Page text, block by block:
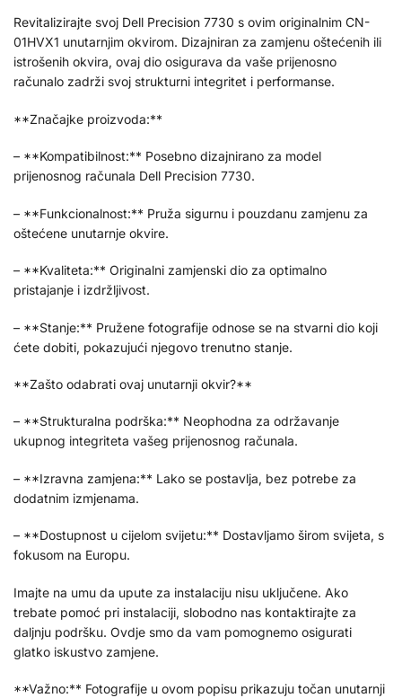
Revitalizirajte svoj Dell Precision 7730 s ovim originalnim CN-
01HVX1 unutarnjim okvirom. Dizajniran za zamjenu oštećenih ili
istrošenih okvira, ovaj dio osigurava da vaše prijenosno
računalo zadrži svoj strukturni integritet i performanse.
**Značajke proizvoda:**
– **Kompatibilnost:** Posebno dizajnirano za model
prijenosnog računala Dell Precision 7730.
– **Funkcionalnost:** Pruža sigurnu i pouzdanu zamjenu za
oštećene unutarnje okvire.
– **Kvaliteta:** Originalni zamjenski dio za optimalno
pristajanje i izdržljivost.
– **Stanje:** Pružene fotografije odnose se na stvarni dio koji
ćete dobiti, pokazujući njegovo trenutno stanje.
**Zašto odabrati ovaj unutarnji okvir?**
– **Strukturalna podrška:** Neophodna za održavanje
ukupnog integriteta vašeg prijenosnog računala.
– **Izravna zamjena:** Lako se postavlja, bez potrebe za
dodatnim izmjenama.
– **Dostupnost u cijelom svijetu:** Dostavljamo širom svijeta, s
fokusom na Europu.
Imajte na umu da upute za instalaciju nisu uključene. Ako
trebate pomoć pri instalaciji, slobodno nas kontaktirajte za
daljnju podršku. Ovdje smo da vam pomognemo osigurati
glatko iskustvo zamjene.
**Važno:** Fotografije u ovom popisu prikazuju točan unutarnji